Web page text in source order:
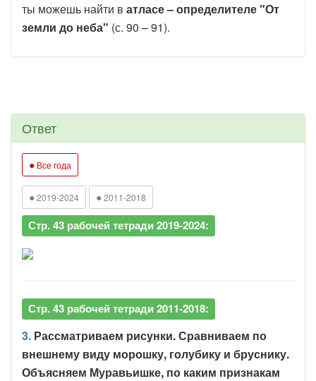
ты можешь найти в атласе – определителе "От
земли до неба" (с. 90 – 91).
Ответ
● Все года
● 2019-2024 ● 2011-2018
Стр. 43 рабочей тетради 2019-2024:
Стр. 43 рабочей тетради 2011-2018:
3. Рассматриваем рисунки. Сравниваем по
внешнему виду морошку, голубику и бруснику.
Объясняем Муравьишке, по каким признакам